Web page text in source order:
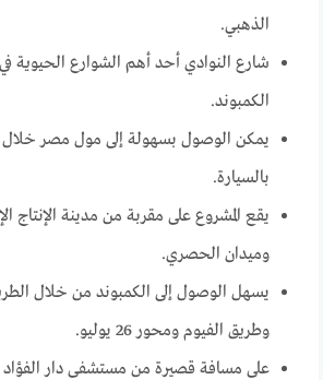
الذهبي.
شارع النوادي أحد أهم الشوارع الحيوية في
الكمبوند.
بالسيارة.
وميدان الحصري.
يسهل الوصول إلى الكمبوند من خلال
وطريق الفيوم ومحور 26 يوليو.
على مسافة قصيرة من مستشفى دار